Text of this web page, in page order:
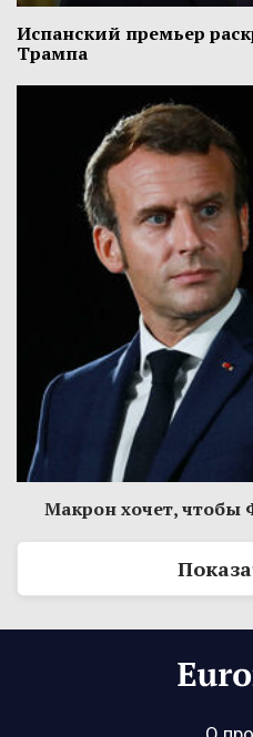
Испанский премьер
Трампа
Макрон хочет, чтобы